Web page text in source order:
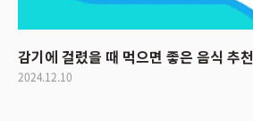
감기에 걸렸을 때 먹으면 좋은 음식 추천
2024.12.10